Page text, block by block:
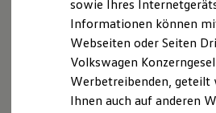
Ladezeitensimulator
Ladelösungen für
Ladelösungen für
Bidirektionales Laden
Förderung & Kosten der
B. Verarbeitung Ihrer
Unsere Webseite bietet Ihnen
Angebote, die wir Ihnen in Bezug
verarbeitete personenbezogene
näher erläutern möchten. Bei
sowie Ihres
Informationen können
Webseiten oder Seiten
Volkswagen
Werbetreibenden, geteilt
Ihnen auch auf anderen